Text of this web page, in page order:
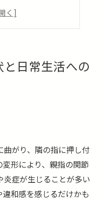
日常生活への
がり、隣の指に押し付
形により、親指の関節
症が生じることが多い
和感を感じるだけかも